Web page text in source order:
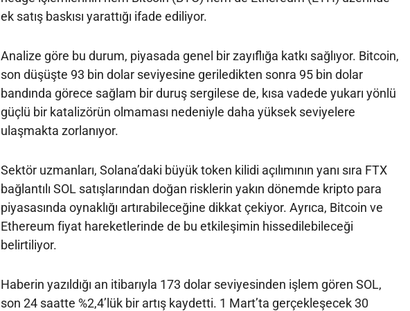
ek satış baskısı yarattığı ifade ediliyor.
Analize göre bu durum, piyasada genel bir zayıflığa katkı sağlıyor. Bitcoin,
son düşüşte 93 bin dolar seviyesine geriledikten sonra 95 bin dolar
bandında görece sağlam bir duruş sergilese de, kısa vadede yukarı yönlü
güçlü bir katalizörün olmaması nedeniyle daha yüksek seviyelere
ulaşmakta zorlanıyor.
Sektör uzmanları, Solana’daki büyük token kilidi açılımının yanı sıra FTX
bağlantılı SOL satışlarından doğan risklerin yakın dönemde kripto para
piyasasında oynaklığı artırabileceğine dikkat çekiyor. Ayrıca, Bitcoin ve
Ethereum fiyat hareketlerinde de bu etkileşimin hissedilebileceği
belirtiliyor.
Haberin yazıldığı an itibarıyla 173 dolar seviyesinden işlem gören SOL,
son 24 saatte %2,4’lük bir artış kaydetti. 1 Mart’ta gerçekleşecek 30